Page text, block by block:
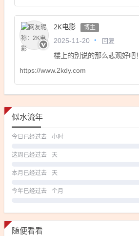
2K电影 博主
2025-11-20 回复
楼上的别说的那么悲观好吧！
https://www.2kdy.com
似水流年
今日已经过去 小时
这周已经过去 天
本月已经过去 天
今年已经过去 个月
随便看看